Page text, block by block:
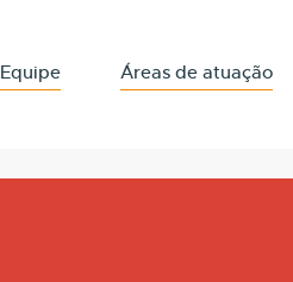
Equipe Áreas de atuação